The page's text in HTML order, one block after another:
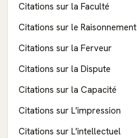
Citations sur la Faculté
Citations sur le Raisonnement
Citations sur la Ferveur
Citations sur la Dispute
Citations sur la Capacité
Citations sur L'impression
Citations sur L'intellectuel